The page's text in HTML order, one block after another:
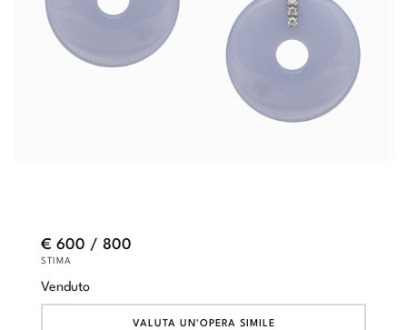
€ 600 / 800
STIMA
Venduto
VALUTA UN'OPERA SIMILE